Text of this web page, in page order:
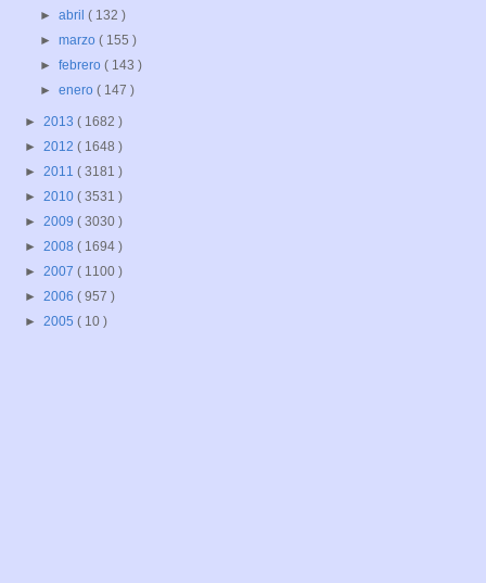
►abril( 132 )
►marzo( 155 )
►febrero( 143 )
►enero( 147 )
► 2013 ( 1682 )
► 2012 ( 1648 )
► 2011 ( 3181 )
► 2010 ( 3531 )
► 2009 ( 3030 )
► 2008 ( 1694 )
► 2007 ( 1100 )
► 2006 ( 957 )
► 2005 ( 10 )